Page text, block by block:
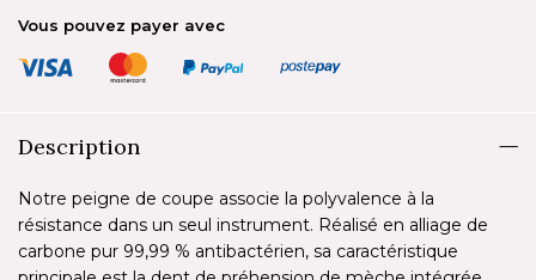
Vous pouvez payer avec
Description
Notre peigne de coupe associe la polyvalence à la
résistance dans un seul instrument. Réalisé en alliage de
carbone pur 99,99 % antibactérien, sa caractéristique